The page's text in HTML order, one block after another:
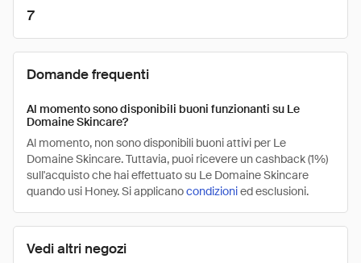
Vedi altri negozi
7
Domande frequenti
Al momento sono disponibili buoni funzionanti su Le
Domaine Skincare?
Al momento, non sono disponibili buoni attivi per Le
Domaine Skincare. Tuttavia, puoi ricevere un cashback (1%)
sull'acquisto che hai effettuato su Le Domaine Skincare
quando usi Honey. Si applicanocondizionied esclusioni.